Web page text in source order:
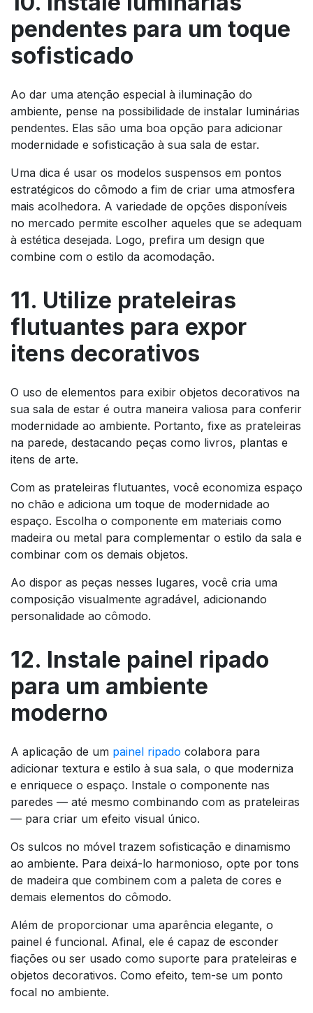
pendentes para um toque
sofisticado
Ao dar uma atenção especial à iluminação do
ambiente, pense na possibilidade de instalar luminárias
pendentes. Elas são uma boa opção para adicionar
modernidade e sofisticação à sua sala de estar.
Uma dica é usar os modelos suspensos em pontos
estratégicos do cômodo a fim de criar uma atmosfera
mais acolhedora. A variedade de opções disponíveis
no mercado permite escolher aqueles que se adequam
à estética desejada. Logo, prefira um design que
combine com o estilo da acomodação.
11. Utilize prateleiras
flutuantes para expor
itens decorativos
O uso de elementos para exibir objetos decorativos na
sua sala de estar é outra maneira valiosa para conferir
modernidade ao ambiente. Portanto, fixe as prateleiras
na parede, destacando peças como livros, plantas e
itens de arte.
Com as prateleiras flutuantes, você economiza espaço
no chão e adiciona um toque de modernidade ao
espaço. Escolha o componente em materiais como
madeira ou metal para complementar o estilo da sala e
combinar com os demais objetos.
Ao dispor as peças nesses lugares, você cria uma
composição visualmente agradável, adicionando
personalidade ao cômodo.
12. Instale painel ripado
para um ambiente
moderno
A aplicação de um painel ripado colabora para
adicionar textura e estilo à sua sala, o que moderniza
e enriquece o espaço. Instale o componente nas
paredes — até mesmo combinando com as prateleiras
— para criar um efeito visual único.
Os sulcos no móvel trazem sofisticação e dinamismo
ao ambiente. Para deixá-lo harmonioso, opte por tons
de madeira que combinem com a paleta de cores e
demais elementos do cômodo.
Além de proporcionar uma aparência elegante, o
painel é funcional. Afinal, ele é capaz de esconder
fiações ou ser usado como suporte para prateleiras e
objetos decorativos. Como efeito, tem-se um ponto
focal no ambiente.